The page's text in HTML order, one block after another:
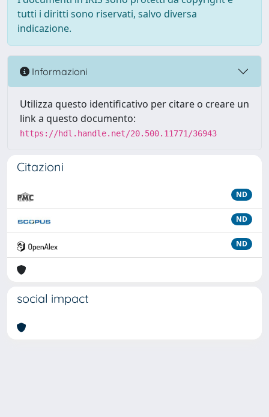
tutti i diritti sono riservati, salvo diversa
indicazione.
Informazioni
Utilizza questo identificativo per citare o creare un
link a questo documento:
https://hdl.handle.net/20.500.11771/36943
Citazioni
ND
ND
ND
social impact